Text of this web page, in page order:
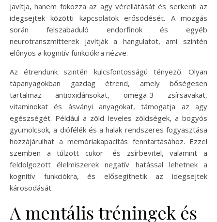
javítja, hanem fokozza az agy vérellátását és serkenti az
idegsejtek közötti kapcsolatok erősödését. A mozgás
során felszabaduló endorfinok és egyéb
neurotranszmitterek javítják a hangulatot, ami szintén
előnyös a kognitív funkciókra nézve.
Az étrendünk szintén kulcsfontosságú tényező. Olyan
tápanyagokban gazdag étrend, amely bőségesen
tartalmaz antioxidánsokat, omega-3 zsírsavakat,
vitaminokat és ásványi anyagokat, támogatja az agy
egészségét. Például a zöld leveles zöldségek, a bogyós
gyümölcsök, a diófélék és a halak rendszeres fogyasztása
hozzájárulhat a memóriakapacitás fenntartásához. Ezzel
szemben a túlzott cukor- és zsírbevitel, valamint a
feldolgozott élelmiszerek negatív hatással lehetnek a
kognitív funkciókra, és elősegíthetik az idegsejtek
károsodását.
A mentális tréningek és